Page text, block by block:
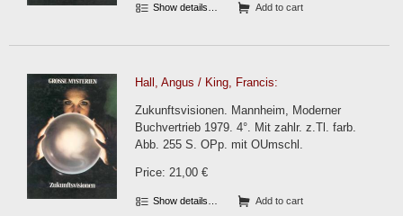
Show details… Add to cart
Hall, Angus / King, Francis:
Zukunftsvisionen. Mannheim, Moderner
Buchvertrieb 1979. 4°. Mit zahlr. z.Tl. farb.
Abb. 255 S. OPp. mit OUmschl.
Price: 21,00 €
Show details… Add to cart